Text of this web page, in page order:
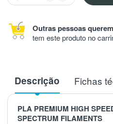
Outras pessoas
tem este produto no
Descrição Fichas
PLA PREMIUM HIGH
SPECTRUM FILAMENTS